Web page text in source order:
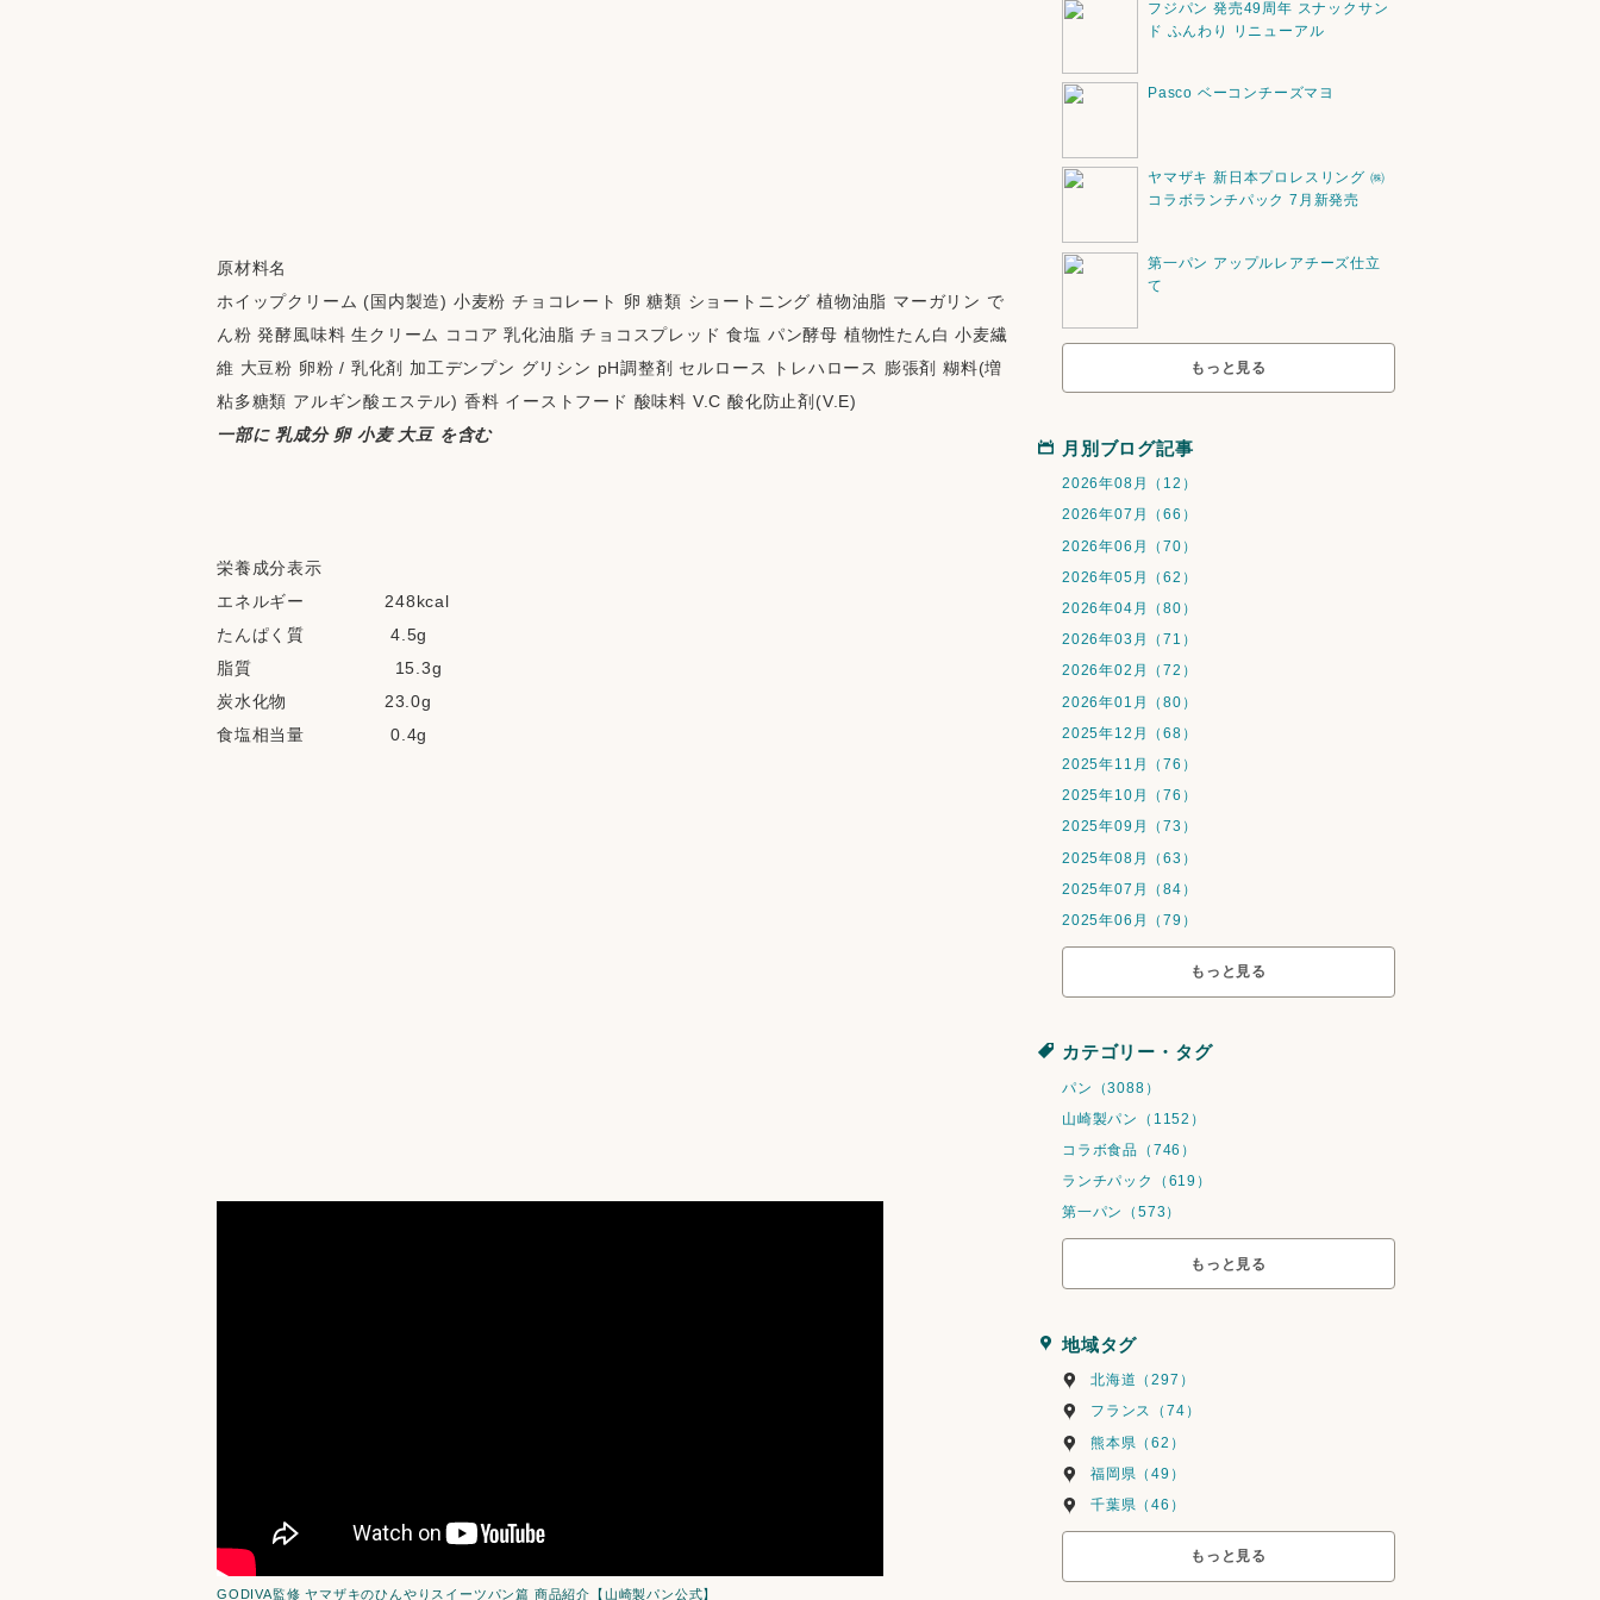
原材料名
ホイップクリーム (国内製造) 小麦粉 チョコレート 卵 糖類 ショートニング 植物油脂 マーガリン で
ん粉 発酵風味料 生クリーム ココア 乳化油脂 チョコスプレッド 食塩 パン酵母 植物性たん白 小麦繊
維 大豆粉 卵粉 / 乳化剤 加工デンプン グリシン pH調整剤 セルロース トレハロース 膨張剤 糊料(増
粘多糖類 アルギン酸エステル) 香料 イーストフード 酸味料 V.C 酸化防止剤(V.E)
一部に 乳成分 卵 小麦 大豆 を含む
栄養成分表示
エネルギー              248kcal
たんぱく質               4.5g
脂質                         15.3g
炭水化物                 23.0g
食塩相当量               0.4g
GODIVA監修 ヤマザキのひんやりスイーツパン篇 商品紹介【山崎製パン公式】
フジパン 発売49周年 スナックサン
ド ふんわり リニューアル
Pasco ベーコンチーズマヨ
ヤマザキ 新日本プロレスリング ㈱
コラボランチパック 7月新発売
第一パン アップルレアチーズ仕立
て
もっと見る
月別ブログ記事
2026年08月（12）
2026年07月（66）
2026年06月（70）
2026年05月（62）
2026年04月（80）
2026年03月（71）
2026年02月（72）
2026年01月（80）
2025年12月（68）
2025年11月（76）
2025年10月（76）
2025年09月（73）
2025年08月（63）
2025年07月（84）
2025年06月（79）
もっと見る
カテゴリー・タグ
パン（3088）
山崎製パン（1152）
コラボ食品（746）
ランチパック（619）
第一パン（573）
もっと見る
地域タグ
北海道（297）
フランス（74）
熊本県（62）
福岡県（49）
千葉県（46）
もっと見る